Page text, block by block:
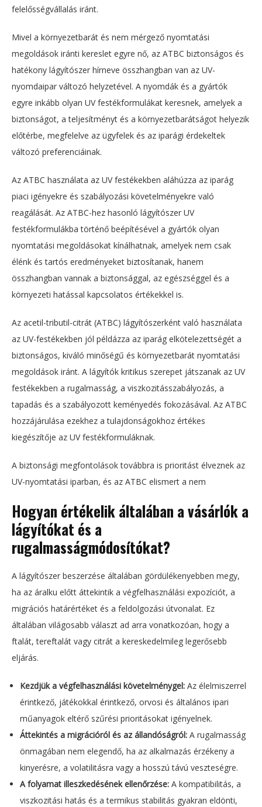
felelősségvállalás iránt.
Mivel a környezetbarát és nem mérgező nyomtatási
megoldások iránti kereslet egyre nő, az ATBC biztonságos és
hatékony lágyítószer hírneve összhangban van az UV-
nyomdaipar változó helyzetével. A nyomdák és a gyártók
egyre inkább olyan UV festékformulákat keresnek, amelyek a
biztonságot, a teljesítményt és a környezetbarátságot helyezik
előtérbe, megfelelve az ügyfelek és az iparági érdekeltek
változó preferenciáinak.
Az ATBC használata az UV festékekben aláhúzza az iparág
piaci igényekre és szabályozási követelményekre való
reagálását. Az ATBC-hez hasonló lágyítószer UV
festékformulákba történő beépítésével a gyártók olyan
nyomtatási megoldásokat kínálhatnak, amelyek nem csak
élénk és tartós eredményeket biztosítanak, hanem
összhangban vannak a biztonsággal, az egészséggel és a
környezeti hatással kapcsolatos értékekkel is.
Az acetil-tributil-citrát (ATBC) lágyítószerként való használata
az UV-festékekben jól példázza az iparág elkötelezettségét a
biztonságos, kiváló minőségű és környezetbarát nyomtatási
megoldások iránt. A lágyítók kritikus szerepet játszanak az UV
festékekben a rugalmasság, a viszkozitásszabályozás, a
tapadás és a szabályozott keményedés fokozásával. Az ATBC
hozzájárulása ezekhez a tulajdonságokhoz értékes
kiegészítője az UV festékformuláknak.
A biztonsági megfontolások továbbra is prioritást élveznek az
UV-nyomtatási iparban, és az ATBC elismert a nem
Hogyan értékelik általában a vásárlók a
lágyítókat és a
rugalmasságmódosítókat?
A lágyítószer beszerzése általában gördülékenyebben megy,
ha az áralku előtt áttekintik a végfelhasználási expozíciót, a
migrációs határértéket és a feldolgozási útvonalat. Ez
általában világosabb választ ad arra vonatkozóan, hogy a
ftalát, tereftalát vagy citrát a kereskedelmileg legerősebb
eljárás.
Kezdjük a végfelhasználási követelménygel: Az élelmiszerrel
érintkező, játékokkal érintkező, orvosi és általános ipari
műanyagok eltérő szűrési prioritásokat igényelnek.
Áttekintés a migrációról és az állandóságról: A rugalmasság
önmagában nem elegendő, ha az alkalmazás érzékeny a
kinyerésre, a volatilitásra vagy a hosszú távú veszteségre.
A folyamat illeszkedésének ellenőrzése: A kompatibilitás, a
viszkozitási hatás és a termikus stabilitás gyakran eldönti,